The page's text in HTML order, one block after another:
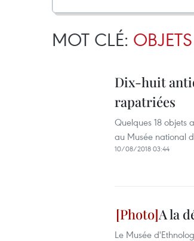
MOT CLÉ:
Dix-huit
rapatriées
Quelques 18 objets
au Musée national
10/08/2018 03:44
A la
Le Musée